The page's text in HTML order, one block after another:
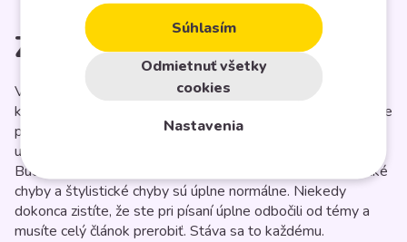
Zabúdate na korektúru
Všetci robíme chyby. Aj tí najlepší autori majú korektorov,
ktorí po nich článok prečítajú a opravia. Nepublikujte, keď ste
po sebe článok neprečítali. Ak ste po napísaní článku príliš
unavení, nechajte ho tak a
Budete prekvapení, čo v ňom nájdete. Preklepy, gramatické
chyby a štylistické chyby sú úplne normálne. Niekedy
dokonca zistíte, že ste pri písaní úplne odbočili od témy a
musíte celý článok prerobiť. Stáva sa to každému.
Súhlasím
Odmietnuť všetky
cookies
Nastavenia